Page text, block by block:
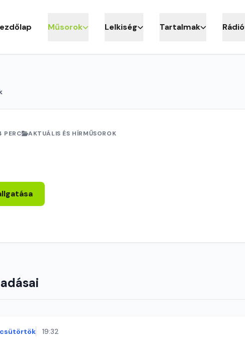
Műsorok Lelkiség Tartalmak Rádió
PERC AKTUÁLIS ÉS HÍRMŰSOROK
csütörtök 19:32